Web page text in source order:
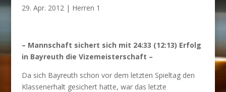
29. Apr. 2012| Herren 1
– Mannschaft sichert sich mit 24:33 (12:13) Erfolg
in Bayreuth die Vizemeisterschaft –
Da sich Bayreuth schon vor dem letzten Spieltag den
Klassenerhalt gesichert hatte, war das letzte